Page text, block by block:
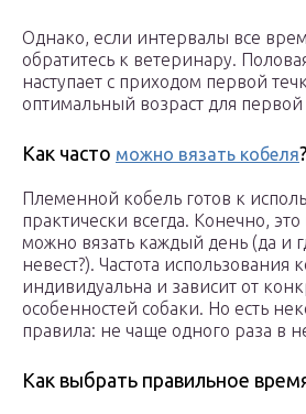
Однако, если интервалы все
обратитесь к ветеринару.
наступает с приходом первой
оптимальный возраст для первой
Как часто можно вязать кобеля?
Племенной кобель готов к
практически всегда. Конечно, это
можно вязать каждый день (да и
невест?). Частота использования
индивидуальна и зависит от
особенностей собаки. Но есть
правила: не чаще одного раза в
Как выбрать правильное